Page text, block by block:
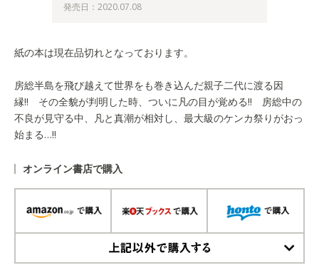
発売日：2020.07.08
紙の本は現在品切れとなっております。
房総半島を飛び越えて世界をも巻き込んだ親子二代に渡る因
縁!! その全貌が判明した時、ついに凡の目が覚める!! 房総中の
不良が見守る中、凡と真潮が相対し、最大級のケンカ祭りがおっ
始まる…!!
オンライン書店で購入